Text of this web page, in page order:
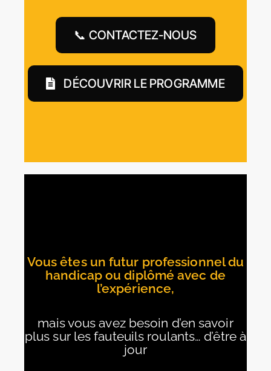
📞 CONTACTEZ-NOUS
DÉCOUVRIR LE PROGRAMME
Vous êtes un futur professionnel du
handicap ou diplômé avec de
l’expérience,
mais vous avez besoin d’en savoir
plus sur les fauteuils roulants… d’être à
jour